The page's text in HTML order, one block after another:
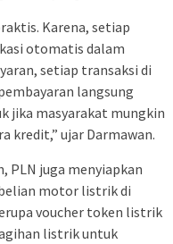
Karena, setiap
otomatis dalam
setiap transaksi di
langsung
jika masyarakat mungkin
kredit,” ujar Darmawan.
PLN juga menyiapkan
motor listrik di
voucher token listrik
listrik untuk